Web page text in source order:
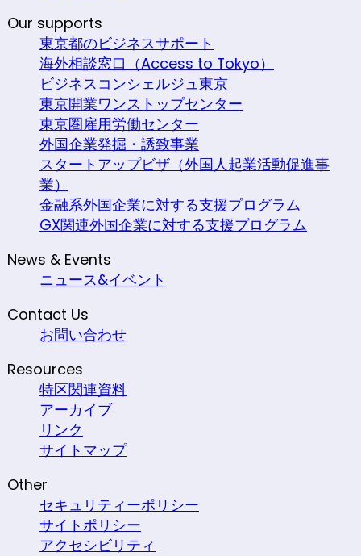
Our supports
東京都のビジネスサポート
海外相談窓口（Access to Tokyo）
ビジネスコンシェルジュ東京
東京開業ワンストップセンター
東京圏雇用労働センター
外国企業発掘・誘致事業
スタートアップビザ（外国人起業活動促進事
業）
金融系外国企業に対する支援プログラム
GX関連外国企業に対する支援プログラム
News & Events
ニュース&イベント
Contact Us
お問い合わせ
Resources
特区関連資料
アーカイブ
リンク
サイトマップ
Other
セキュリティーポリシー
サイトポリシー
アクセシビリティ